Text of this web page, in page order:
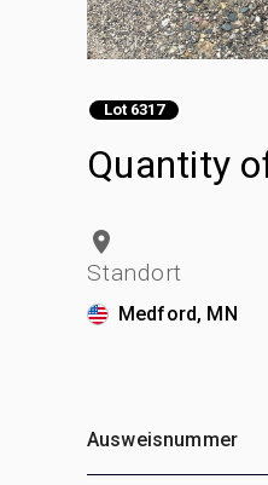
Lot 6317
Quantity
Standort
Medford, MN
Ausweisnummer